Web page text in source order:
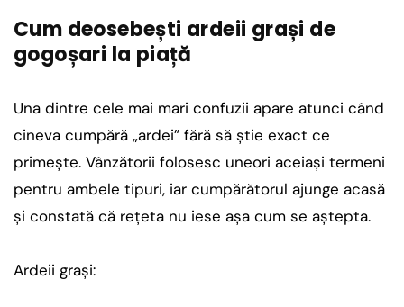
Cum deosebești ardeii grași de
gogoșari la piață
Una dintre cele mai mari confuzii apare atunci când
cineva cumpără „ardei” fără să știe exact ce
primește. Vânzătorii folosesc uneori aceiași termeni
pentru ambele tipuri, iar cumpărătorul ajunge acasă
și constată că rețeta nu iese așa cum se aștepta.
Ardeii grași: